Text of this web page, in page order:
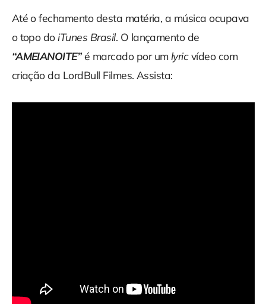
Até o fechamento desta matéria, a música ocupava
o topo do iTunes Brasil. O lançamento de
“AMEIANOITE”é marcado por um lyricvídeo com
criação da LordBull Filmes. Assista: